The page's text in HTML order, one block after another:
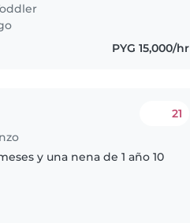
PYG 15,000/hr
21
y una nena de 1 año 10